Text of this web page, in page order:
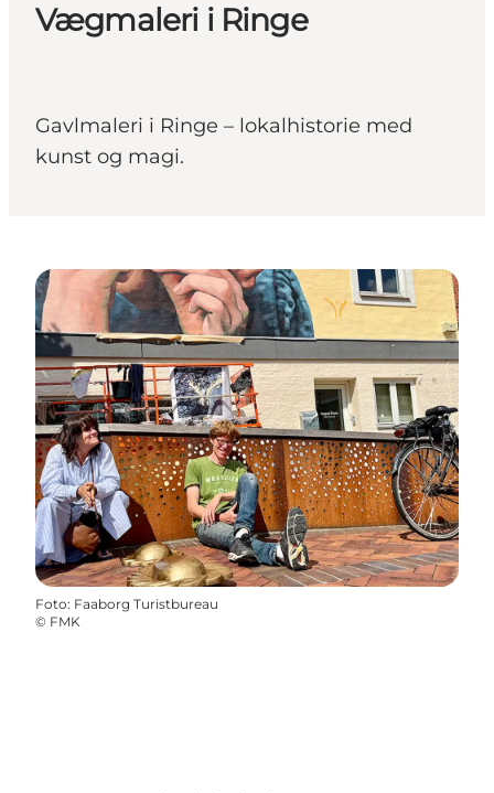
Vægmaleri i Ringe
Gavlmaleri i Ringe – lokalhistorie med
kunst og magi.
Foto: Faaborg Turistbureau
© FMK